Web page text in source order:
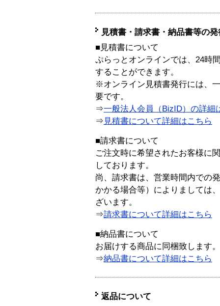
見積書・請求書・納品書等の
■見積書について
ぷらっとオンラインでは、24時
することができます。
※オンライン見積書発行には、
要です。
⇒一般法人会員（BizID）の詳細
⇒ 見積書について詳細はこちら
■請求書について
ご注文時に希望されたお客様に
しております。
尚、請求書は、営業時間内での
かかる場合等）によりましては
ざいます。
⇒請求書について詳細はこちら
■納品書について
お届けする商品に同梱致します。
⇒納品書について詳細はこちら
返品について